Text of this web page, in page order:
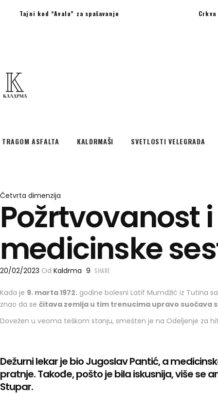
Tajni kod “Avala” za spašavanje
TRAGOM ASFALTA KALDRMAŠI SVETLOSTI VELEGRADA
Četvrta dimenzija
Požrtvovanost
medicinske
20/02/2023 Od Kaldrma 9 SHARE
Kada je 9. marta 1972. godine bolesni Latif Mumdžić iz Tutina
znao da se čitava zemlja u tim trenucima upravo suočava
Dovežen u veoma teškom stanju, smešten je na Odeljenje za
Dežurni lekar je bio Jugoslav Pantić, a
pratnje. Takođe, pošto je bila iskusnija, više se
Stupar.